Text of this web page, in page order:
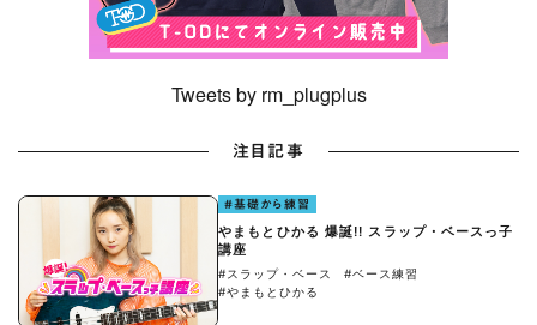
Tweets by rm_plugplus
注目記事
#基礎から練習
やまもとひかる 爆誕!! スラップ・ベースっ子
講座
#スラップ・ベース
#ベース練習
#やまもとひかる